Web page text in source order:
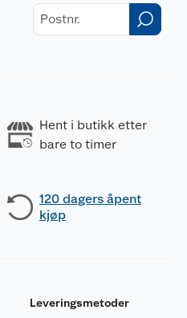
Hent i butikk etter
bare to timer
120 dagers åpent
kjøp
Leveringsmetoder